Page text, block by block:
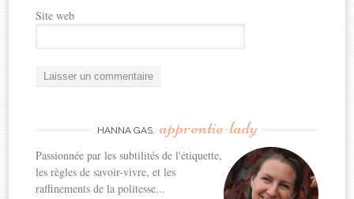
Site web
HANNA GAS, apprentie-lady
Passionnée par les subtilités de l'étiquette,
les règles de savoir-vivre, et les
raffinements de la politesse...